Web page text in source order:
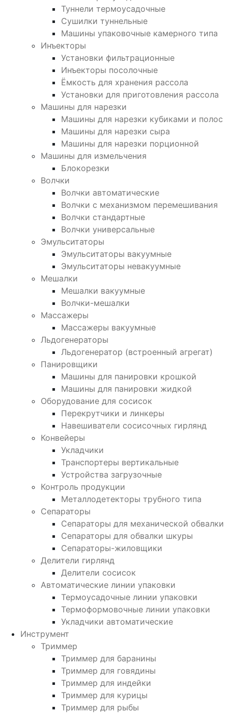
Туннели термоусадочные
Сушилки туннельные
Машины упаковочные камерного типа
Инъекторы
Установки фильтрационные
Инъекторы посолочные
Ёмкость для хранения рассола
Установки для приготовления рассола
Машины для нарезки
Машины для нарезки кубиками и полос
Машины для нарезки сыра
Машины для нарезки порционной
Машины для измельчения
Блокорезки
Волчки
Волчки автоматические
Волчки с механизмом перемешивания
Волчки стандартные
Волчки универсальные
Эмульситаторы
Эмульситаторы вакуумные
Эмульситаторы невакуумные
Мешалки
Мешалки вакуумные
Волчки-мешалки
Массажеры
Массажеры вакуумные
Льдогенераторы
Льдогенератор (встроенный агрегат)
Панировщики
Машины для панировки крошкой
Машины для панировки жидкой
Оборудование для сосисок
Перекрутчики и линкеры
Навешиватели сосисочных гирлянд
Конвейеры
Укладчики
Транспортеры вертикальные
Устройства загрузочные
Контроль продукции
Металлодетекторы трубного типа
Сепараторы
Сепараторы для механической обвалки
Сепараторы для обвалки шкуры
Сепараторы-жиловщики
Делители гирлянд
Делители сосисок
Автоматические линии упаковки
Термоусадочные линии упаковки
Термоформовочные линии упаковки
Укладчики автоматические
Инструмент
Триммер
Триммер для баранины
Триммер для говядины
Триммер для индейки
Триммер для курицы
Триммер для рыбы